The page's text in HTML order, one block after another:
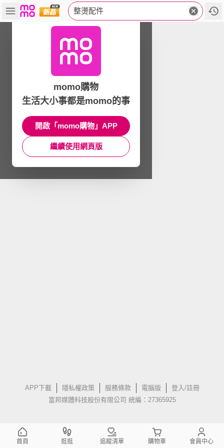
整燙配件
APP下載 隱私權政策 服務條款 電腦版
登入/註冊
富邦媒體科技股份有限公司 統編：27365925
momo購物
生活大小事都是momo的事
開啟「momo購物」APP
繼續使用網頁版
首頁 逛逛 追蹤清單 購物車 會員中心